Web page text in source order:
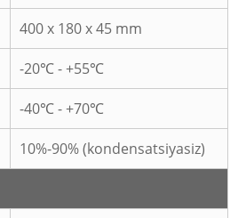
400 x 180 x 45 mm
-20℃ - +55℃
-40℃ - +70℃
10%-90% (kondensatsiyasiz)